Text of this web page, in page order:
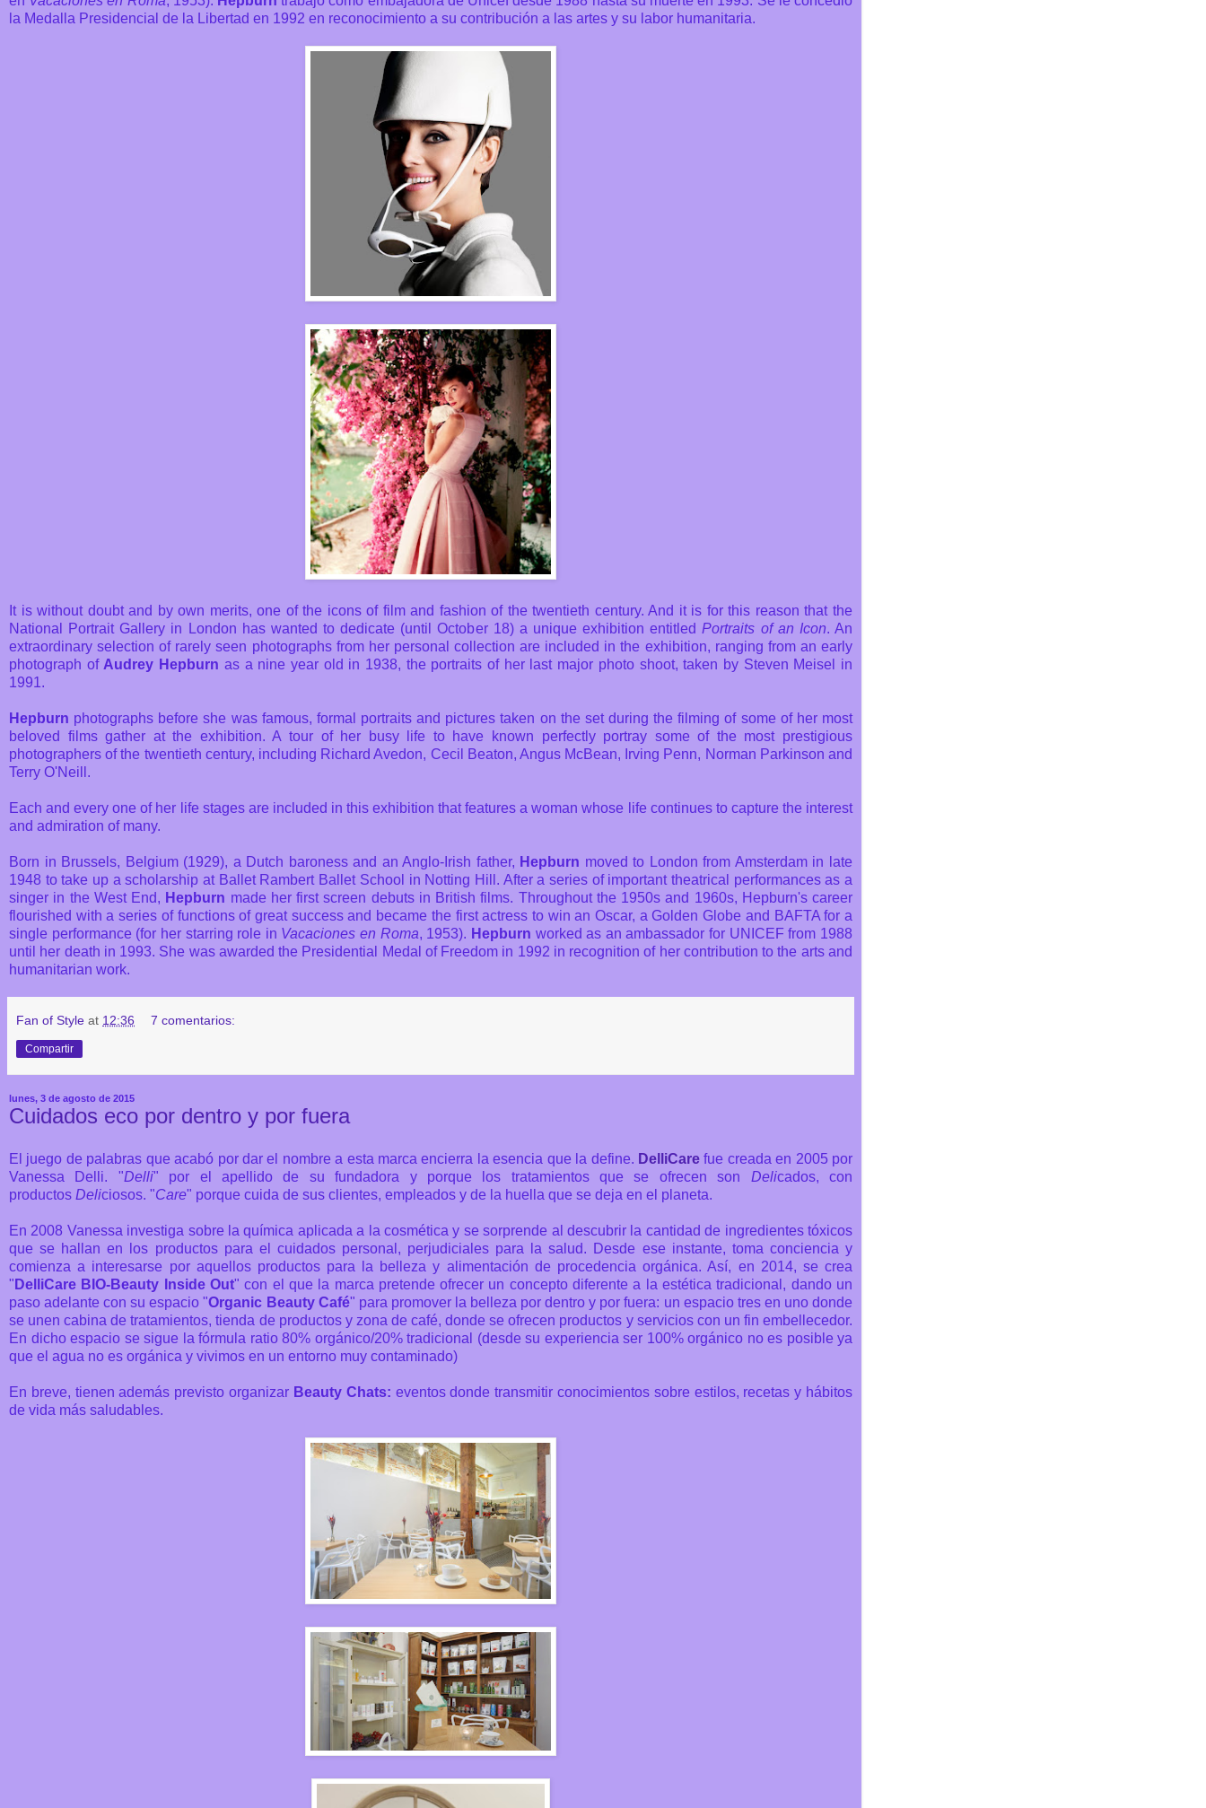
la Medalla Presidencial de la Libertad en 1992 en reconocimiento a su contribución a las artes y su labor humanitaria.
It is without doubt and by own merits, one of the icons of film and fashion of the twentieth century. And it is for this reason that the
National Portrait Gallery in London has wanted to dedicate (until October 18) a unique exhibition entitled Portraits of an Icon. An
extraordinary selection of rarely seen photographs from her personal collection are included in the exhibition, ranging from an early
photograph of Audrey Hepburn as a nine year old in 1938, the portraits of her last major photo shoot, taken by Steven Meisel in
1991.
Hepburn photographs before she was famous, formal portraits and pictures taken on the set during the filming of some of her most
beloved films gather at the exhibition. A tour of her busy life to have known perfectly portray some of the most prestigious
photographers of the twentieth century, including Richard Avedon, Cecil Beaton, Angus McBean, Irving Penn, Norman Parkinson and
Terry O'Neill.
Each and every one of her life stages are included in this exhibition that features a woman whose life continues to capture the interest
and admiration of many.
Born in Brussels, Belgium (1929), a Dutch baroness and an Anglo-Irish father, Hepburn moved to London from Amsterdam in late
1948 to take up a scholarship at Ballet Rambert Ballet School in Notting Hill. After a series of important theatrical performances as a
singer in the West End, Hepburn made her first screen debuts in British films. Throughout the 1950s and 1960s, Hepburn's career
flourished with a series of functions of great success and became the first actress to win an Oscar, a Golden Globe and BAFTA for a
single performance (for her starring role in Vacaciones en Roma, 1953). Hepburn worked as an ambassador for UNICEF from 1988
until her death in 1993. She was awarded the Presidential Medal of Freedom in 1992 in recognition of her contribution to the arts and
humanitarian work.
Fan of Style at 12:36 7 comentarios:
Compartir
lunes, 3 de agosto de 2015
Cuidados eco por dentro y por fuera
El juego de palabras que acabó por dar el nombre a esta marca encierra la esencia que la define. DelliCarefue creada en 2005 por
Vanessa Delli. "Delli" por el apellido de su fundadora y porque los tratamientos que se ofrecen son Delicados, con
productos Deliciosos. "Care" porque cuida de sus clientes, empleados y de la huella que se deja en el planeta.
En 2008 Vanessa investiga sobre la química aplicada a la cosmética y se sorprende al descubrir la cantidad de ingredientes tóxicos
que se hallan en los productos para el cuidados personal, perjudiciales para la salud. Desde ese instante, toma conciencia y
comienza a interesarse por aquellos productos para la belleza y alimentación de procedencia orgánica. Así, en 2014, se crea
" DelliCare BIO-Beauty Inside Out" con el que la marca pretende ofrecer un concepto diferente a la estética tradicional, dando un
paso adelante con su espacio "Organic Beauty Café" para promover la belleza por dentro y por fuera: un espacio tres en uno donde
se unen cabina de tratamientos, tienda de productos y zona de café, donde se ofrecen productos y servicios con un fin embellecedor.
En dicho espacio se sigue la fórmula ratio 80% orgánico/20% tradicional (desde su experiencia ser 100% orgánico no es posible ya
que el agua no es orgánica y vivimos en un entorno muy contaminado)
En breve, tienen además previsto organizar Beauty Chats: eventos donde transmitir conocimientos sobre estilos, recetas y hábitos
de vida más saludables.